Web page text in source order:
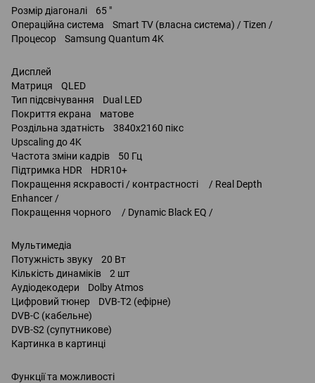
Розмір діагоналі 65 "
Операційна система Smart TV (власна система) / Tizen /
Процесор Samsung Quantum 4K
Дисплей
Матриця QLED
Тип підсвічування Dual LED
Покриття екрана матове
Роздільна здатність 3840x2160 пікс
Upscaling до 4K
Частота зміни кадрів 50 Гц
Підтримка HDR HDR10+
Покращення яскравості / контрастності / Real Depth
Enhancer /
Покращення чорного / Dynamic Black EQ /
Мультимедіа
Потужність звуку 20 Вт
Кількість динаміків 2 шт
Аудіодекодери Dolby Atmos
Цифровий тюнер DVB-T2 (ефірне)
DVB-C (кабельне)
DVB-S2 (супутникове)
Картинка в картинці
Функції та можливості